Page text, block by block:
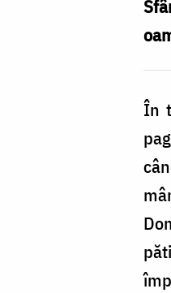
În